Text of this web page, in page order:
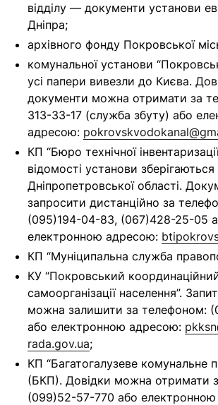
відділу — документи установи
Дніпра;
архівного фонду Покровської
комунальної установи
усі папери вивезли до Києва.
документи можна отримати за
313-33-17 (служба збуту) або
адресою:
КП “Бюро технічної
відомості установи
Дніпропетровської області.
запросити дистанційно за
(095)194-04-83, (067)428-25-05
електронною адресою:
КП “Муніципальна служба
КУ “Покровський
самоорганізації населення”.
можна залишити за телефоном:
або електронною адресою:
rada.gov.ua;
КП “Багатогалузеве комунальне
(БКП). Довідки можна отримати
(099)52-57-770 або